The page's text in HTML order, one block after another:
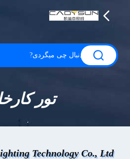
تور
Technology Co., Ltd.